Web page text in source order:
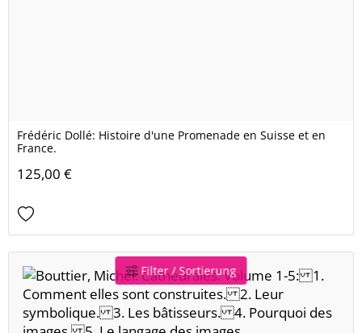
Filter / Sortierung
Frédéric Dollé: Histoire d'une Promenade en Suisse et en
France.
125,00 €